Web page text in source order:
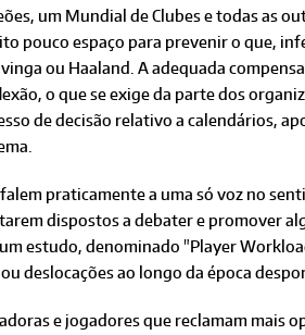
um Mundial de Clubes e todas as
pouco espaço para prevenir o que,
ou Haaland. A adequada
o que se exige da parte dos
de decisão relativo a calendários,
praticamente a uma só voz no
dispostos a debater e promover
estudo, denominado "Player
deslocações ao longo da época
e jogadores que reclamam mais